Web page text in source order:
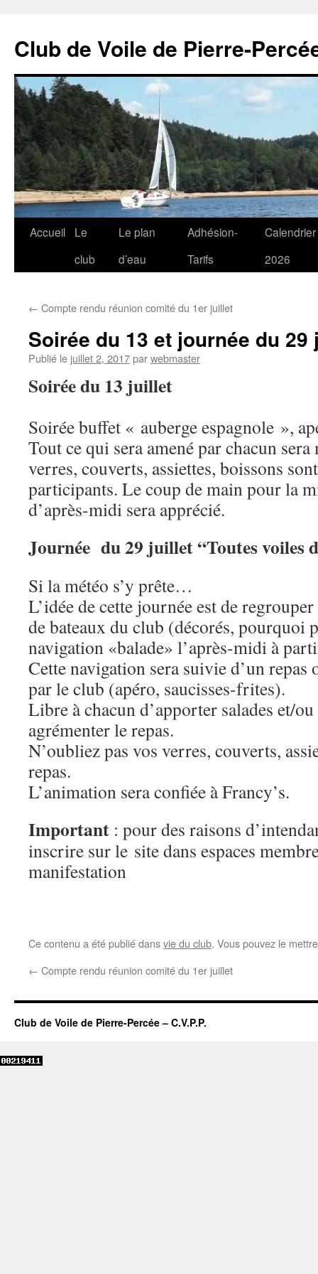
Club de Voile de Pierre-
Aller
Accueil
Le
club
Le plan
d’eau
Adhésion-
Tarifs
Calendrier
2026
← Compte rendu réunion comité du 1er juillet
Soirée du 13 et journée du 29
Publié le juillet 2, 2017parwebmaster
Soirée du 13 juillet
Soirée buffet « auberge espagnole »,
Tout ce qui sera amené par chacun
verres, couverts, assiettes, boissons
participants. Le coup de main pour la
d’après-midi sera apprécié.
Journée du 29 juillet “Toutes voiles
Si la météo s’y prête…
L’idée de cette journée est de
de bateaux du club (décorés, pourquoi
navigation «balade» l’après-midi à
Cette navigation sera suivie d’un repas
par le club (apéro, saucisses-frites).
Libre à chacun d’apporter salades et/
agrémenter le repas.
N’oubliez pas vos verres, couverts,
repas.
L’animation sera confiée à Francy’s.
Important : pour des raisons
inscrire sur le site dans espaces
manifestation
Ce contenu a été publié dansvie du club. Vous pouvez le
← Compte rendu réunion comité du 1er juillet
Club de Voile de Pierre-Percée – C.V.P.P.